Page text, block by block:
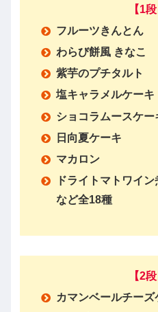
【1段
フルーツきんとん
わらび餅風 きなこ
紫芋のプチタルト
塩キャラメルケーキ
ショコラムースケー
日向夏ケーキ
マカロン
ドライトマトワイン
など全18種
【2段
カマンベールチーズ